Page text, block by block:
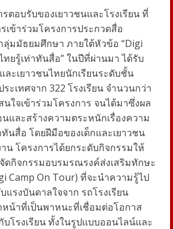
ตอบรับของเยาวชนและโรงเรียน ที่
เข้าร่วมโครงการประกวดสื่อ
ลุ่มมัธยมศึกษา ภายใต้หัวข้อ “Digi
ทยรู้เท่าทันสื่อ” ในปีที่ผ่านมา ได้รับ
ละเยาวชนไทยนักเรียนระดับชั้น
ะเทศจาก 322 โรงเรียน จำนวนกว่า
ใจเข้าร่วมโครงการ จนได้มาซึ่งผล
ละสร้างความตระหนักเรื่องความ
นสื่อ โดยฝีมือของเด็กและเยาวชน
น โครงการได้ยกระดับกิจกรรมให้
ดกิจกรรมอบรมรณรงค์ส่งเสริมทักษะ
Camp On Tour) ที่จะนำความรู้ไป
แรงบันดาลใจจาก รถโรงเรียน
หน้าที่เป็นพาหนะที่เชื่อมต่อโอกาส
บโรงเรียน ทั้งในรูปแบบออนไลน์และ